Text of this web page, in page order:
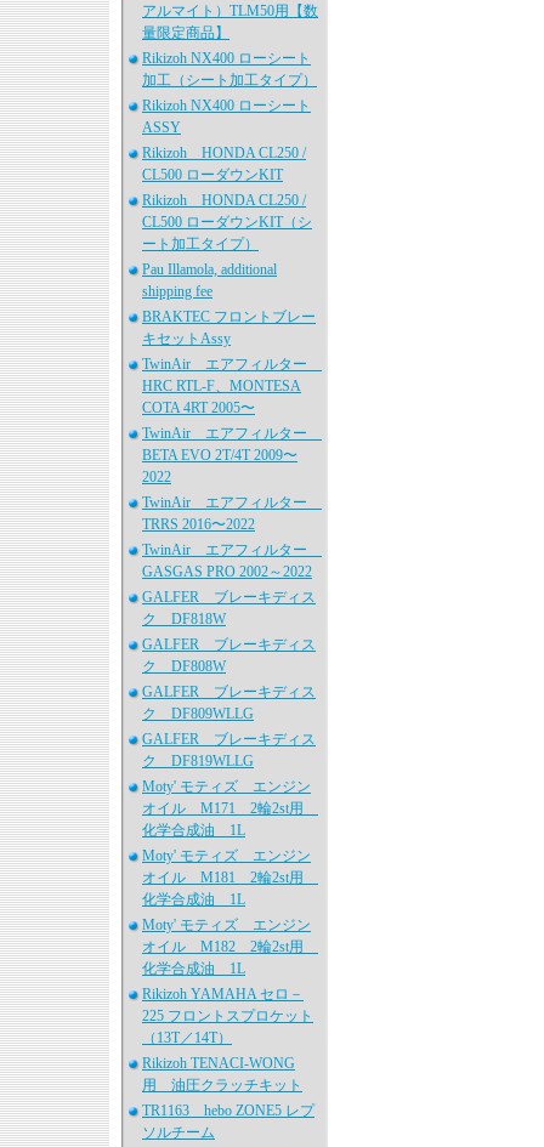
アルマイト）TLM50用【数
量限定商品】
Rikizoh NX400 ローシート
加工（シート加工タイプ）
Rikizoh NX400 ローシート
ASSY
Rikizoh HONDA CL250 /
CL500 ローダウンKIT
Rikizoh HONDA CL250 /
CL500 ローダウンKIT（シ
ート加工タイプ）
Pau Illamola, additional
shipping fee
BRAKTEC フロントブレー
キセットAssy
TwinAir エアフィルター
HRC RTL-F、MONTESA
COTA 4RT 2005〜
TwinAir エアフィルター
BETA EVO 2T/4T 2009〜
2022
TwinAir エアフィルター
TRRS 2016〜2022
TwinAir エアフィルター
GASGAS PRO 2002～2022
GALFER ブレーキディス
ク DF818W
GALFER ブレーキディス
ク DF808W
GALFER ブレーキディス
ク DF809WLLG
GALFER ブレーキディス
ク DF819WLLG
Moty' モティズ エンジン
オイル M171 2輪2st用
化学合成油 1L
Moty' モティズ エンジン
オイル M181 2輪2st用
化学合成油 1L
Moty' モティズ エンジン
オイル M182 2輪2st用
化学合成油 1L
Rikizoh YAMAHA セロ－
225 フロントスプロケット
（13T／14T）
Rikizoh TENACI-WONG
用 油圧クラッチキット
TR1163 hebo ZONE5 レプ
ソルチーム